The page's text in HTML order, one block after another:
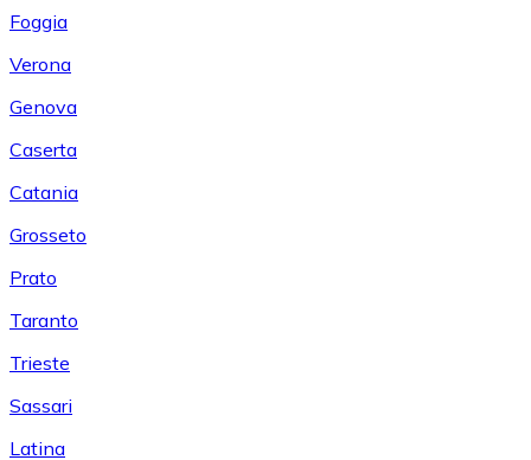
Foggia
Verona
Genova
Caserta
Catania
Grosseto
Prato
Taranto
Trieste
Sassari
Latina